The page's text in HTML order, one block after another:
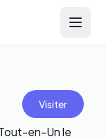
Open
Visiter
en-Un le